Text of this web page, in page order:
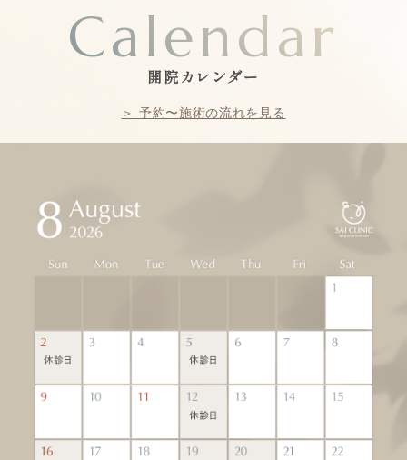
Calendar
開院カレンダー
＞ 予約〜施術の流れを見る